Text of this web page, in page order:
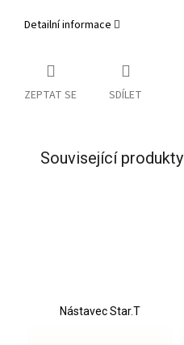
Detailní informace
ZEPTAT SE SDÍLET
Související produkty
Nástavec Star.T